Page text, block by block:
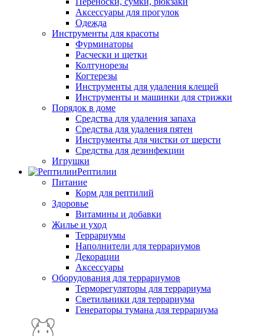
Аксессуары для прогулок
Одежда
Инструменты для красоты
Фурминаторы
Расчески и щетки
Колтунорезы
Когтерезы
Инструменты для удаления клещей
Инструменты и машинки для стрижки
Порядок в доме
Средства для удаления запаха
Средства для удаления пятен
Инструменты для чистки от шерсти
Средства для дезинфекции
Игрушки
Рептилии
Питание
Корм для рептилий
Здоровье
Витамины и добавки
Жилье и уход
Террариумы
Наполнители для террариумов
Декорации
Аксессуары
Оборудования для террариумов
Терморегуляторы для террариума
Светильники для террариума
Генераторы тумана для террариума